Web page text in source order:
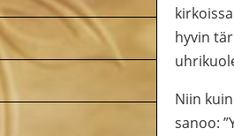
hyvin
Niin
sanoo: